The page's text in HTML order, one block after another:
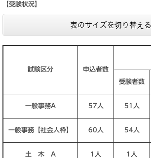
【受験状況】
表のサイズを切り替える
試験区分 申込者数
受験者数
一般事務A 57人
51人
一般事務【社会人枠】
60人 54人
土 木 A 1人
1人